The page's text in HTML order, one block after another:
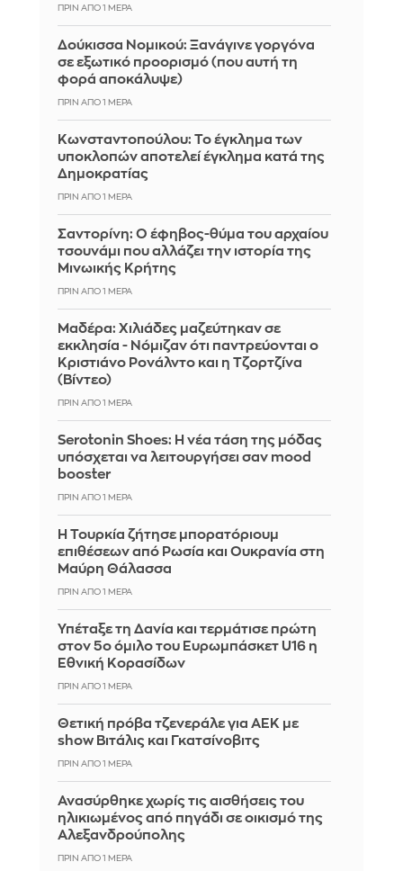
ΠΡΙΝ ΑΠΌ 1 ΜΈΡΑ
Δούκισσα Νομικού: Ξανάγινε γοργόνα
σε εξωτικό προορισμό (που αυτή τη
φορά αποκάλυψε)
ΠΡΙΝ ΑΠΌ 1 ΜΈΡΑ
Κωνσταντοπούλου: Το έγκλημα των
υποκλοπών αποτελεί έγκλημα κατά της
Δημοκρατίας
ΠΡΙΝ ΑΠΌ 1 ΜΈΡΑ
Σαντορίνη: Ο έφηβος-θύμα του αρχαίου
τσουνάμι που αλλάζει την ιστορία της
Μινωικής Κρήτης
ΠΡΙΝ ΑΠΌ 1 ΜΈΡΑ
Μαδέρα: Χιλιάδες μαζεύτηκαν σε
εκκλησία - Νόμιζαν ότι παντρεύονται ο
Κριστιάνο Ρονάλντο και η Τζορτζίνα
(Βίντεο)
ΠΡΙΝ ΑΠΌ 1 ΜΈΡΑ
Serotonin Shoes: Η νέα τάση της μόδας
υπόσχεται να λειτουργήσει σαν mood
booster
ΠΡΙΝ ΑΠΌ 1 ΜΈΡΑ
Η Τουρκία ζήτησε μπορατόριουμ
επιθέσεων από Ρωσία και Ουκρανία στη
Μαύρη Θάλασσα
ΠΡΙΝ ΑΠΌ 1 ΜΈΡΑ
Υπέταξε τη Δανία και τερμάτισε πρώτη
στον 5ο όμιλο του Ευρωμπάσκετ U16 η
Εθνική Κορασίδων
ΠΡΙΝ ΑΠΌ 1 ΜΈΡΑ
Θετική πρόβα τζενεράλε για ΑΕΚ με
show Βιτάλις και Γκατσίνοβιτς
ΠΡΙΝ ΑΠΌ 1 ΜΈΡΑ
Ανασύρθηκε χωρίς τις αισθήσεις του
ηλικιωμένος από πηγάδι σε οικισμό της
Αλεξανδρούπολης
ΠΡΙΝ ΑΠΌ 1 ΜΈΡΑ